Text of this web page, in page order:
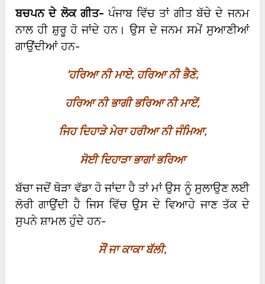
ਬਚਪਨ ਦੇ ਲੋਕ ਗੀਤ- ਪੰਜਾਬ ਵਿੱਚ ਤਾਂ ਗੀਤ ਬੱਚੇ ਦੇ ਜਨਮ
ਨਾਲ ਹੀ ਸ਼ੁਰੂ ਹੋ ਜਾਂਦੇ ਹਨ। ਉਸ ਦੇ ਜਨਮ ਸਮੇਂ ਸੁਆਣੀਆਂ
ਗਾਉਂਦੀਆਂ ਹਨ-
‘ਹਰਿਆ ਨੀ ਮਾਏ, ਹਰਿਆ ਨੀ ਭੈਣੇ,
ਹਰਿਆ ਨੀ ਭਾਗੀ ਭਰਿਆ ਨੀ ਮਾਏਂ,
ਜਿਹ ਦਿਹਾੜੇ ਮੇਰਾ ਹਰੀਆ ਨੀ ਜੰਮਿਆ,
ਸੋਈ ਦਿਹਾੜਾ ਭਾਗਾਂ ਭਰਿਆ
ਬੱਚਾ ਜਦੋਂ ਥੋੜਾ ਵੱਡਾ ਹੋ ਜਾਂਦਾ ਹੈ ਤਾਂ ਮਾਂ ਉਸ ਨੂੰ ਸੁਲਾਉਣ ਲਈ
ਲੋਰੀ ਗਾਉਂਦੀ ਹੈ ਜਿਸ ਵਿੱਚ ਉਸ ਦੇ ਵਿਆਹੇ ਜਾਣ ਤੱਕ ਦੇ
ਸੁਪਨੇ ਸ਼ਾਮਲ ਹੁੰਦੇ ਹਨ-
ਸੌਂ ਜਾ ਕਾਕਾ ਬੱਲੀ,